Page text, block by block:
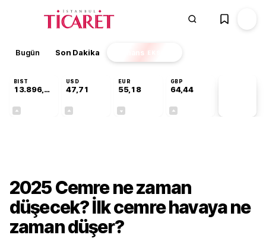
Bugün Son Dakika Finans EKSTRA
BIST
13.896,36
USD
47,71
EUR
55,18
GBP
64,44
2025 Cemre ne zaman
düşecek? İlk cemre havaya ne
zaman düşer?